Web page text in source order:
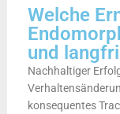
Welche
und
Nachhaltiger
konsequentes